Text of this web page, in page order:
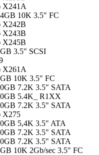
X241A
10K 3.5" FC
X242B
X243B
X245B
3.5" SCSI
X261A
10K 3.5" FC
7.2K 3.5" SATA
5.4K_ R1XX
7.2K 3.5" SATA
X275
5,4K 3.5" ATA
7.2K 3.5" SATA
7.2K 3.5" SATA
10K 2Gb/sec 3.5" FC